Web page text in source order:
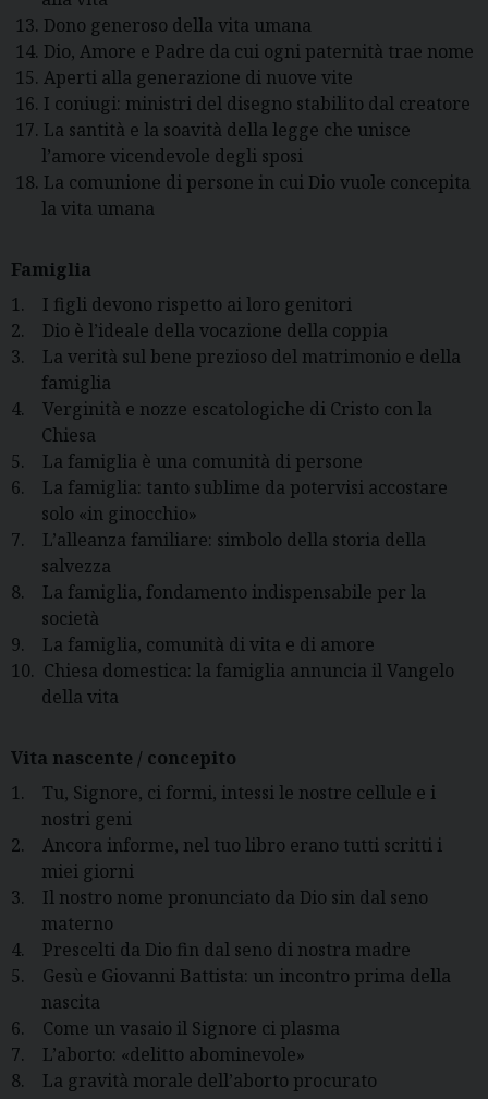
13. Dono generoso della vita umana
14. Dio, Amore e Padre da cui ogni paternità trae nome
15.Aperti alla generazione di nuove vite
16. I coniugi: ministri del disegno stabilito dal creatore
17. La santità e la soavità della legge che unisce
l’amore vicendevole degli sposi
18. La comunione di persone in cui Dio vuole concepita
la vita umana
Famiglia
1.
I figli devono rispetto ai loro genitori
2.
Dio è l’ideale della vocazione della coppia
3.
La verità sul bene prezioso del matrimonio e della
famiglia
4.
Verginità e nozze escatologiche di Cristo con la
Chiesa
5.
La famiglia è una comunità di persone
6.
La famiglia: tanto sublime da potervisi accostare
solo «in ginocchio»
7.
L’alleanza familiare: simbolo della storia della
salvezza
8.
La famiglia, fondamento indispensabile per la
società
9.
La famiglia, comunità di vita e di amore
10. Chiesa domestica: la famiglia annuncia il Vangelo
della vita
Vita nascente / concepito
1.
Tu, Signore, ci formi, intessi le nostre cellule e i
nostri geni
2.
Ancora informe, nel tuo libro erano tutti scritti i
miei giorni
3.
Il nostro nome pronunciato da Dio sin dal seno
materno
4.
Prescelti da Dio fin dal seno di nostra madre
5.
Gesù e Giovanni Battista: un incontro prima della
nascita
6.
Come un vasaio il Signore ci plasma
7.
L’aborto: «delitto abominevole»
8.
La gravità morale dell’aborto procurato